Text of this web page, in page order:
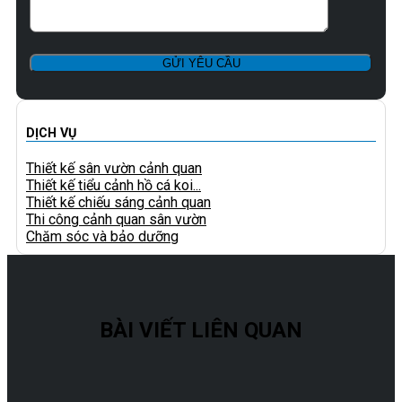
DỊCH VỤ
Thiết kế sân vườn cảnh quan
Thiết kế tiểu cảnh hồ cá koi...
Thiết kế chiếu sáng cảnh quan
Thi công cảnh quan sân vườn
Chăm sóc và bảo dưỡng
BÀI VIẾT LIÊN QUAN